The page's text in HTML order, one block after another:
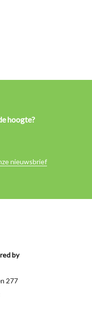
hoogte?
nieuwsbrief
by
277